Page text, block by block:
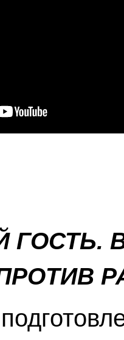
ГОСТЬ.